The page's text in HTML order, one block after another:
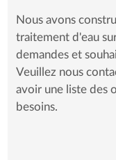
Nous avons
traitement d'eau
demandes et
Veuillez nous
avoir une liste des
besoins.